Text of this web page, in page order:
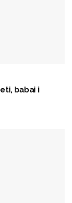
babai i